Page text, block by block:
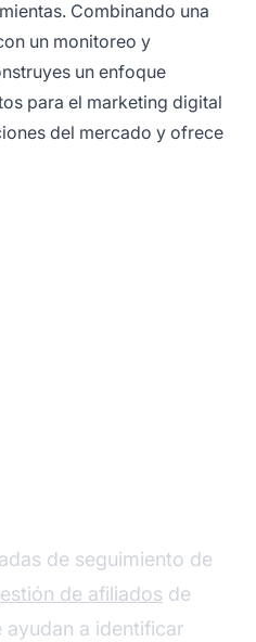
Combinando una
un monitoreo y
un enfoque
para el marketing digital
del mercado y ofrece
de seguimiento de
de afiliados de
ayudan a identificar